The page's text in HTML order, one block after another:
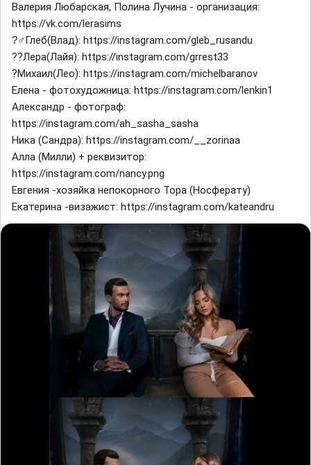
Валерия Любарская, Полина Лучина - организация:
https://vk.com/lerasims
?‍♂Глеб(Влад): https://instagram.com/gleb_rusandu
?‍?Лера(Лайя): https://instagram.com/grrest33
?Михаил(Лео): https://instagram.com/michelbaranov
Елена - фотохудожница: https://instagram.com/lenkin1
Александр - фотограф:
https://instagram.com/ah_sasha_sasha
Ника (Сандра): https://instagram.com/__zorinaa
Алла (Милли) + реквизитор:
https://instagram.com/nancy.png
Евгения -хозяйка непокорного Тора (Носферату)
Екатерина -визажист: https://instagram.com/kateandru